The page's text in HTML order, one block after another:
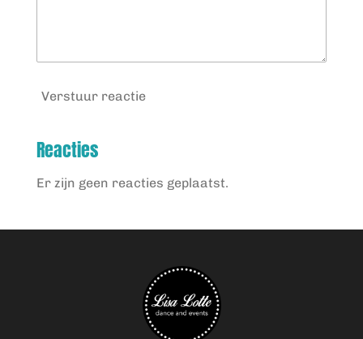
Verstuur reactie
Reacties
Er zijn geen reacties geplaatst.